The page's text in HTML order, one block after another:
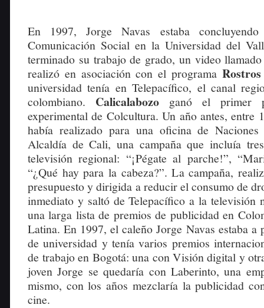
En 1997, Jorge Navas estaba
Comunicación Social en la Universidad del
terminado su trabajo de grado, un video
realizó en asociación con el programa
universidad tenía en Telepacífico, el canal
colombiano. Calicalabozo ganó el primer
experimental de Colcultura. Un año antes, entre
había realizado para una oficina de
Alcaldía de Cali, una campaña que incluía
televisión regional: “¡Pégate al parche!”,
“¿Qué hay para la cabeza?”. La campaña,
presupuesto y dirigida a reducir el consumo de
inmediato y saltó de Telepacífico a la televisión
una larga lista de premios de publicidad en
Latina. En 1997, el caleño Jorge Navas estaba a
de universidad y tenía varios premios
de trabajo en Bogotá: una con Visión digital y
joven Jorge se quedaría con Laberinto, una
mismo, con los años mezclaría la publicidad
cine.